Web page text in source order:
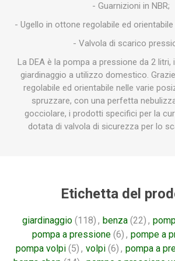
- Guarnizioni in NBR;
- Ugello in ottone regolabile ed
- Valvola di scarico
La DEA è la pompa a pressione da 2 litri,
giardinaggio a utilizzo domestico.
regolabile ed orientabile nelle varie
spruzzare, con una perfetta
gocciolare, i prodotti specifici per la
dotata di valvola di sicurezza per lo
Etichetta del
giardinaggio (118) , benza (22) ,
pompa a pressione (6) , pompe a
pompa volpi (5) , volpi (6) , pompa a